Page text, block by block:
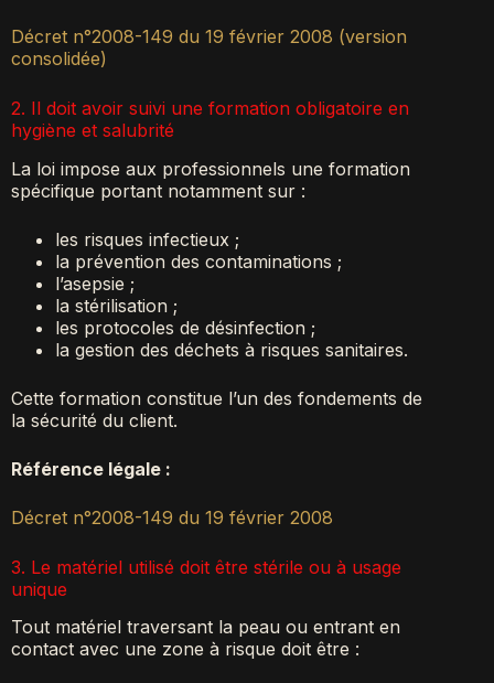
Décret n°2008-149 du 19 février 2008 (version
consolidée)
2. Il doit avoir suivi une formation obligatoire en
hygiène et salubrité
La loi impose aux professionnels une formation
spécifique portant notamment sur :
les risques infectieux ;
la prévention des contaminations ;
l’asepsie ;
la stérilisation ;
les protocoles de désinfection ;
la gestion des déchets à risques sanitaires.
Cette formation constitue l’un des fondements de
la sécurité du client.
Référence légale :
Décret n°2008-149 du 19 février 2008
3. Le matériel utilisé doit être stérile ou à usage
unique
Tout matériel traversant la peau ou entrant en
contact avec une zone à risque doit être :